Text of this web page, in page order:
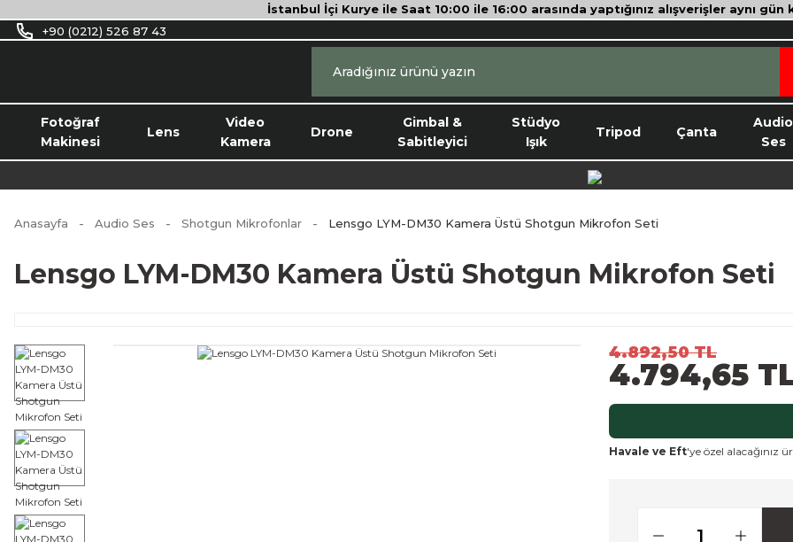
İstanbul İçi Kurye ile Saat 10:00 ile 16:00 arasında yaptığınız alışverişler aynı
+90 (0212) 526 87 43
Fotoğraf
Makinesi
Lens
Video
Kamera
Drone
Gimbal &
Sabitleyici
Stüdyo
Işık
Tripod Çanta
Audio
Ses
Anasayfa Audio Ses Shotgun Mikrofonlar Lensgo LYM-DM30 Kamera Üstü Shotgun Mikrofon Seti
Lensgo LYM-DM30 Kamera Üstü Shotgun Mikrofon Seti
4.892,50 TL
4.794,65
Havale ve Eft'ye özel alacağınız